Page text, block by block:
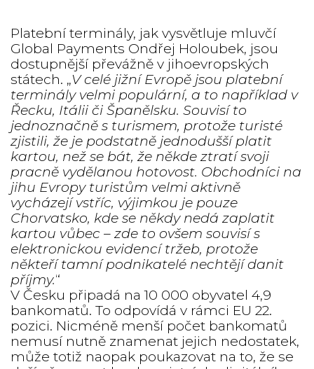
Platební terminály, jak vysvětluje mluvčí
Global Payments Ondřej Holoubek, jsou
dostupnější převážně v jihoevropských
státech. „V celé jižní Evropě jsou platební
terminály velmi populární, a to například v
Řecku, Itálii či Španělsku. Souvisí to
jednoznačně s turismem, protože turisté
zjistili, že je podstatně jednodušší platit
kartou, než se bát, že někde ztratí svoji
pracně vydělanou hotovost. Obchodníci na
jihu Evropy turistům velmi aktivně
vycházejí vstříc, výjimkou je pouze
Chorvatsko, kde se někdy nedá zaplatit
kartou vůbec – zde to ovšem souvisí s
elektronickou evidencí tržeb, protože
někteří tamní podnikatelé nechtějí danit
příjmy.“
V Česku připadá na 10 000 obyvatel 4,9
bankomatů. To odpovídá v rámci EU 22.
pozici. Nicméně menší počet bankomatů
nemusí nutně znamenat jejich nedostatek,
může totiž naopak poukazovat na to, že se